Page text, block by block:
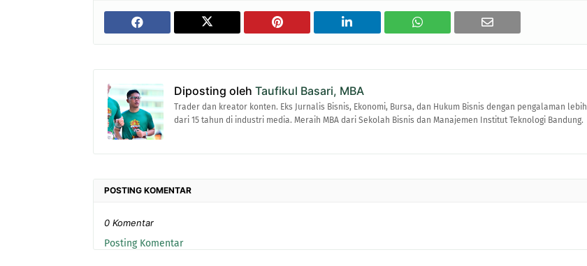
Diposting oleh Taufikul Basari, MBA
Trader dan kreator konten. Eks Jurnalis Bisnis, Ekonomi, Bursa, dan Hukum Bisnis dengan pengalaman lebih
dari 15 tahun di industri media. Meraih MBA dari Sekolah Bisnis dan Manajemen Institut Teknologi Bandung.
POSTING KOMENTAR
0 Komentar
Posting Komentar